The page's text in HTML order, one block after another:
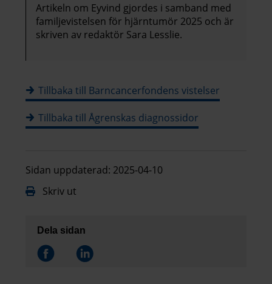
Artikeln om Eyvind gjordes i samband med
familjevistelsen för hjärntumör 2025 och är
skriven av redaktör Sara Lesslie.
Tillbaka till Barncancerfondens vistelser
Tillbaka till Ågrenskas diagnossidor
Sidan uppdaterad: 2025-04-10
Skriv ut
Dela sidan
Dela på